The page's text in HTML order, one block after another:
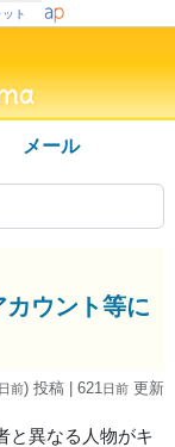
ト
メール
ウント等に
日前) 投稿 | 621 日前 更新
と異なる人物がキ